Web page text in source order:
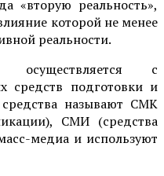
«вторую реальность»,
которой не менее
реальности.
осуществляется с
средств подготовки и
называют СМК
СМИ (средства
медиа и используют